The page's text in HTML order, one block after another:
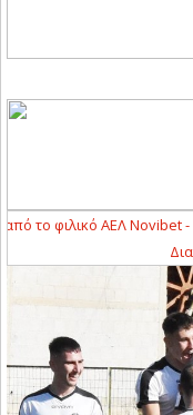
ΑΕΛ Novibet -